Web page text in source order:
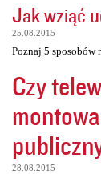
Jak wziąć
25.08.2015
Poznaj 5 sposobów
Czy
28.08.2015